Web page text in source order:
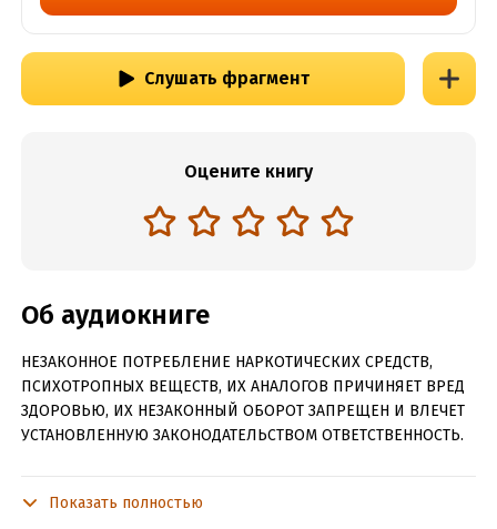
Слушать фрагмент
Оцените книгу
Об аудиокниге
НЕЗАКОННОЕ ПОТРЕБЛЕНИЕ НАРКОТИЧЕСКИХ СРЕДСТВ,
ПСИХОТРОПНЫХ ВЕЩЕСТВ, ИХ АНАЛОГОВ ПРИЧИНЯЕТ ВРЕД
ЗДОРОВЬЮ, ИХ НЕЗАКОННЫЙ ОБОРОТ ЗАПРЕЩЕН И ВЛЕЧЕТ
УСТАНОВЛЕННУЮ ЗАКОНОДАТЕЛЬСТВОМ ОТВЕТСТВЕННОСТЬ.
мы все заслуживаем, неожиданной дружбе и волшебной
Показать полностью